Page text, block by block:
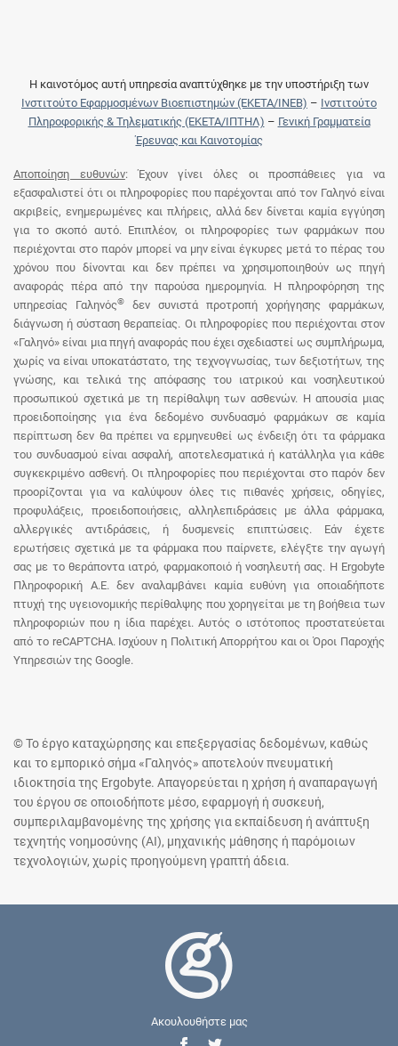
Η καινοτόμος αυτή υπηρεσία αναπτύχθηκε με την υποστήριξη των
Ινστιτούτο Εφαρμοσμένων Βιοεπιστημών (ΕΚΕΤΑ/ΙΝΕΒ) – Ινστιτούτο
Πληροφορικής & Τηλεματικής (ΕΚΕΤΑ/ΙΠΤΗΛ) – Γενική Γραμματεία
Έρευνας και Καινοτομίας
Αποποίηση ευθυνών: Έχουν γίνει όλες οι προσπάθειες για να
εξασφαλιστεί ότι οι πληροφορίες που παρέχονται από τον Γαληνό είναι
ακριβείς, ενημερωμένες και πλήρεις, αλλά δεν δίνεται καμία εγγύηση
για το σκοπό αυτό. Επιπλέον, οι πληροφορίες των φαρμάκων που
περιέχονται στο παρόν μπορεί να μην είναι έγκυρες μετά το πέρας του
χρόνου που δίνονται και δεν πρέπει να χρησιμοποιηθούν ως πηγή
αναφοράς πέρα από την παρούσα ημερομηνία. Η πληροφόρηση της
υπηρεσίας Γαληνός®
δεν συνιστά προτροπή χορήγησης φαρμάκων,
διάγνωση ή σύσταση θεραπείας. Οι πληροφορίες που περιέχονται στον
«Γαληνό» είναι μια πηγή αναφοράς που έχει σχεδιαστεί ως συμπλήρωμα,
χωρίς να είναι υποκατάστατο, της τεχνογνωσίας, των δεξιοτήτων, της
γνώσης, και τελικά της απόφασης του ιατρικού και νοσηλευτικού
προσωπικού σχετικά με τη περίθαλψη των ασθενών. Η απουσία μιας
προειδοποίησης για ένα δεδομένο συνδυασμό φαρμάκων σε καμία
περίπτωση δεν θα πρέπει να ερμηνευθεί ως ένδειξη ότι τα φάρμακα
του συνδυασμού είναι ασφαλή, αποτελεσματικά ή κατάλληλα για κάθε
συγκεκριμένο ασθενή. Οι πληροφορίες που περιέχονται στο παρόν δεν
προορίζονται για να καλύψουν όλες τις πιθανές χρήσεις, οδηγίες,
προφυλάξεις, προειδοποιήσεις, αλληλεπιδράσεις με άλλα φάρμακα,
αλλεργικές αντιδράσεις, ή δυσμενείς επιπτώσεις. Εάν έχετε
ερωτήσεις σχετικά με τα φάρμακα που παίρνετε, ελέγξτε την αγωγή
σας με το θεράποντα ιατρό, φαρμακοποιό ή νοσηλευτή σας. Η Ergobyte
Πληροφορική Α.Ε. δεν αναλαμβάνει καμία ευθύνη για οποιαδήποτε
πτυχή της υγειονομικής περίθαλψης που χορηγείται με τη βοήθεια των
πληροφοριών που η ίδια παρέχει. Αυτός ο ιστότοπος προστατεύεται
από το reCAPTCHA. Ισχύουν η Πολιτική Απορρήτου και οι Όροι Παροχής
Υπηρεσιών της Google.
© Το έργο καταχώρησης και επεξεργασίας δεδομένων, καθώς
και το εμπορικό σήμα «Γαληνός» αποτελούν πνευματική
ιδιοκτησία της Ergobyte. Απαγορεύεται η χρήση ή αναπαραγωγή
του έργου σε οποιοδήποτε μέσο, εφαρμογή ή συσκευή,
συμπεριλαμβανομένης της χρήσης για εκπαίδευση ή ανάπτυξη
τεχνητής νοημοσύνης (AI), μηχανικής μάθησης ή παρόμοιων
τεχνολογιών, χωρίς προηγούμενη γραπτή άδεια.
Ακουλουθήστε μας